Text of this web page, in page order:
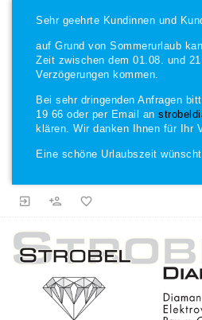
Sehr geehrte Kundinnen und
auf Grund von Sommerurlaub
Zeit zwischen dem 01.08. und
Verzögerungen kommen.
Bei sehr dringenden Anfragen
19 66 oder per Email an
klären. Wir danken Ihnen für Ihr
Eine schöne Urlaubszeit